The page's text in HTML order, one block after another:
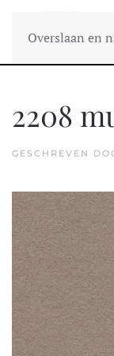
Overslaan en
2208
GESCHREVEN